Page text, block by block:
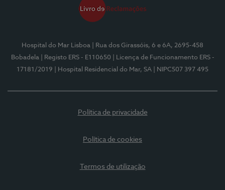
Hospital do Mar Lisboa
| Rua dos Girassóis, 6 e 6A, 2695-458
Bobadela
| Registo ERS - E110650
| Licença de Funcionamento ERS -
17181/2019
| Hospital Residencial do Mar, SA | NIPC507 397 495
Política de privacidade
Política de cookies
Termos de utilização